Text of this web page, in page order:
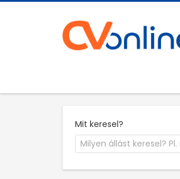
Mit keresel?